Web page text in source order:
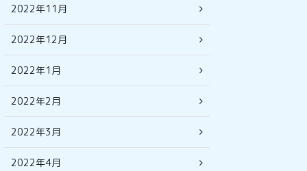
2022年11月
2022年12月
2022年1月
2022年2月
2022年3月
2022年4月